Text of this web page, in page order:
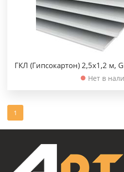
ГКЛ (Гипсокартон) 2,5х1,2 м,
Нет в
1